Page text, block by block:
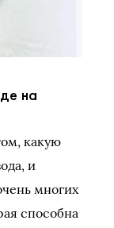
на
какую
и
многих
способна